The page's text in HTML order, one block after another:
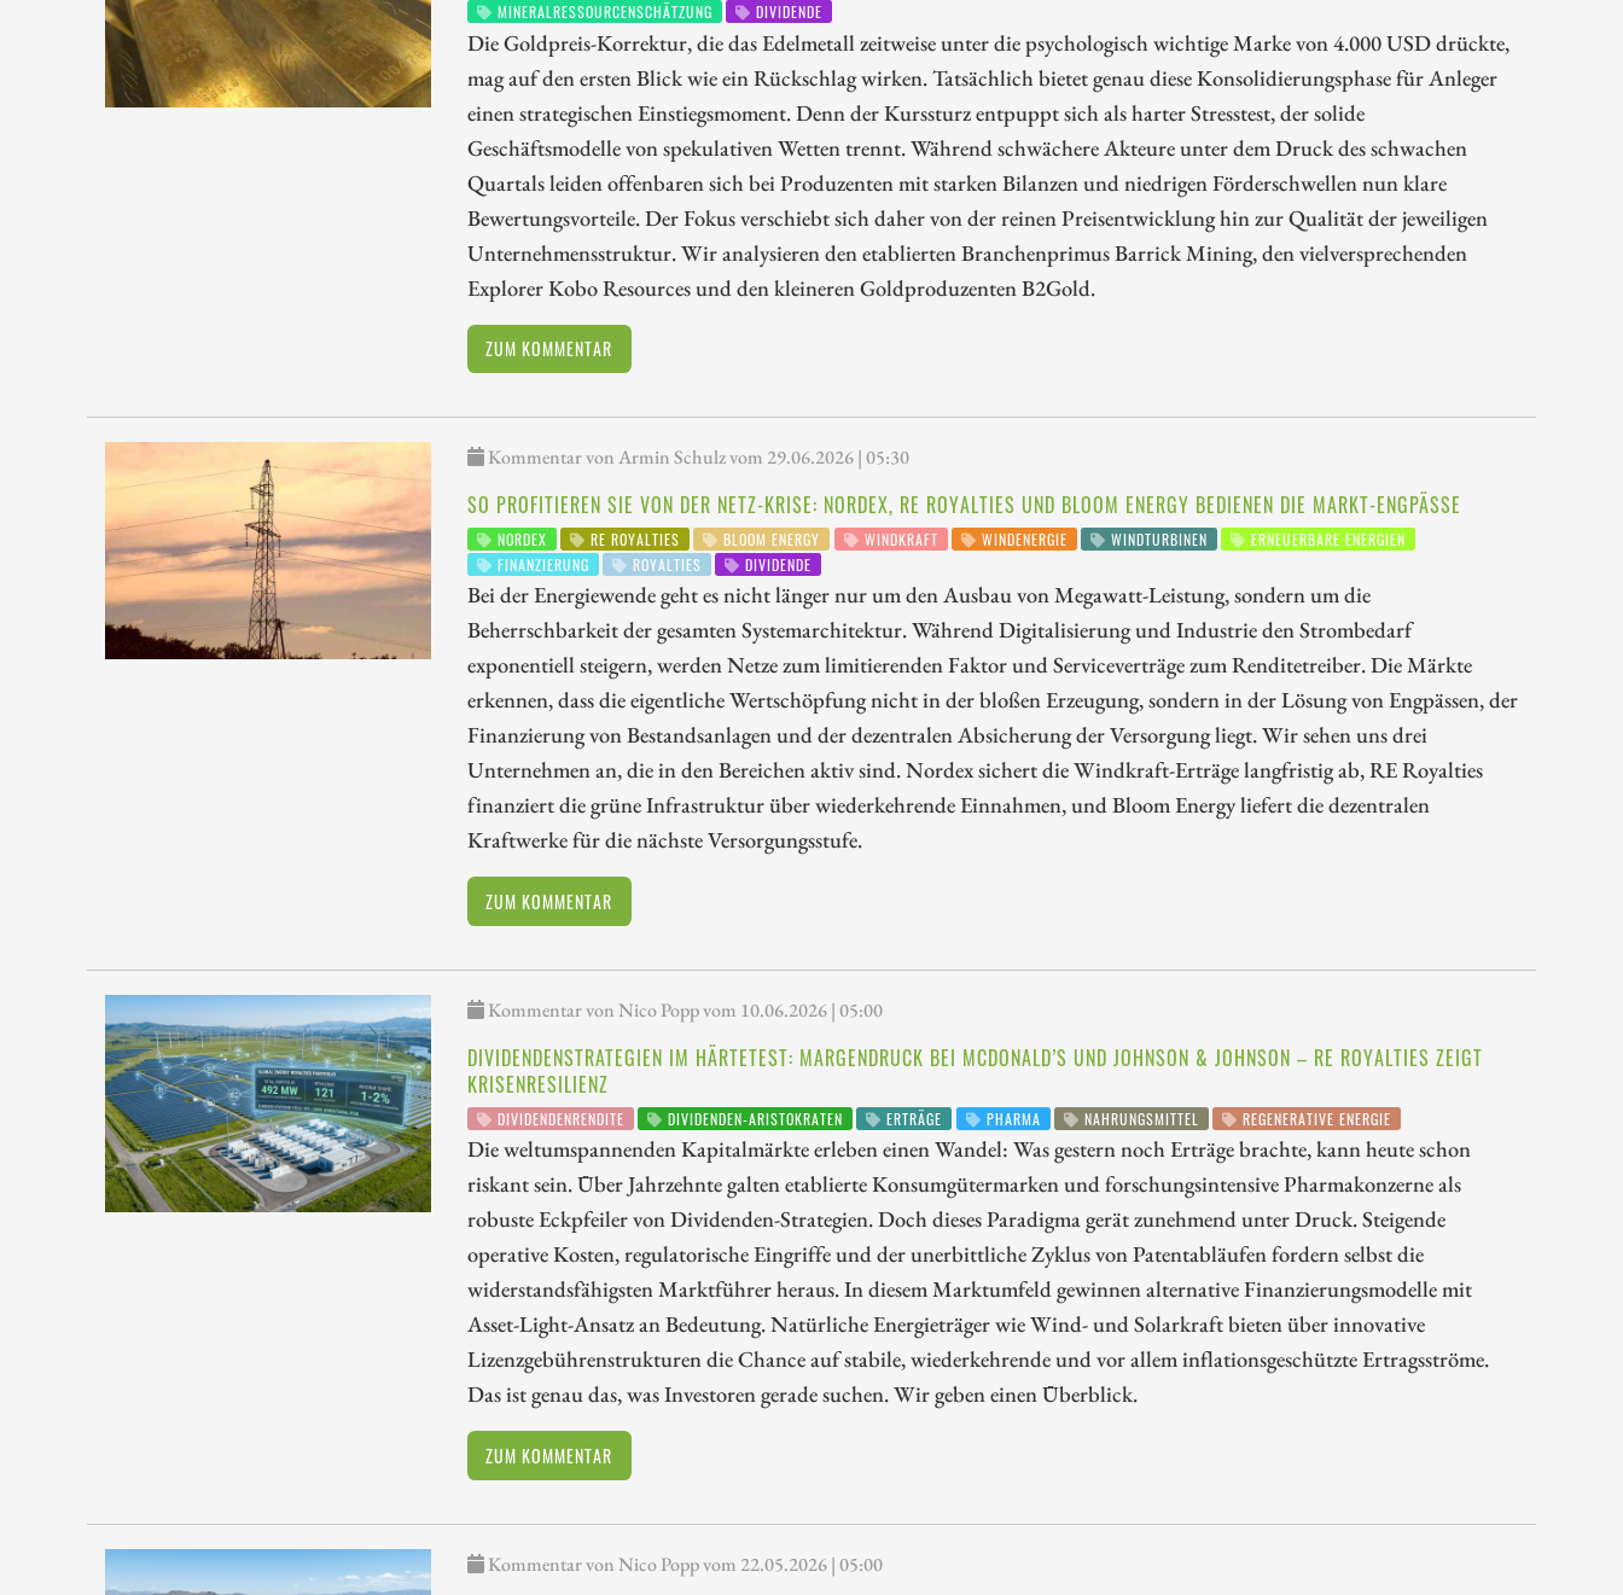
MINERALRESSOURCENSCHÄTZUNG
DIVIDENDE
Die Goldpreis-Korrektur, die das Edelmetall zeitweise unter die psychologisch wichtige Marke von 4.000 USD drückte,
mag auf den ersten Blick wie ein Rückschlag wirken. Tatsächlich bietet genau diese Konsolidierungsphase für Anleger
einen strategischen Einstiegsmoment. Denn der Kurssturz entpuppt sich als harter Stresstest, der solide
Geschäftsmodelle von spekulativen Wetten trennt. Während schwächere Akteure unter dem Druck des schwachen
Quartals leiden offenbaren sich bei Produzenten mit starken Bilanzen und niedrigen Förderschwellen nun klare
Bewertungsvorteile. Der Fokus verschiebt sich daher von der reinen Preisentwicklung hin zur Qualität der jeweiligen
Unternehmensstruktur. Wir analysieren den etablierten Branchenprimus Barrick Mining, den vielversprechenden
Explorer Kobo Resources und den kleineren Goldproduzenten B2Gold.
ZUM KOMMENTAR
Kommentar von Armin Schulz vom 29.06.2026 | 05:30
SO PROFITIEREN SIE VON DER NETZ-KRISE: NORDEX, RE ROYALTIES UND BLOOM ENERGY BEDIENEN DIE MARKT-ENGPÄSSE
NORDEX RE ROYALTIES BLOOM ENERGY WINDKRAFT WINDENERGIE WINDTURBINEN
ERNEUERBARE ENERGIEN
FINANZIERUNG
ROYALTIES DIVIDENDE
Bei der Energiewende geht es nicht länger nur um den Ausbau von Megawatt-Leistung, sondern um die
Beherrschbarkeit der gesamten Systemarchitektur. Während Digitalisierung und Industrie den Strombedarf
exponentiell steigern, werden Netze zum limitierenden Faktor und Serviceverträge zum Renditetreiber. Die Märkte
erkennen, dass die eigentliche Wertschöpfung nicht in der bloßen Erzeugung, sondern in der Lösung von Engpässen, der
Finanzierung von Bestandsanlagen und der dezentralen Absicherung der Versorgung liegt. Wir sehen uns drei
Unternehmen an, die in den Bereichen aktiv sind. Nordex sichert die Windkraft-Erträge langfristig ab, RE Royalties
finanziert die grüne Infrastruktur über wiederkehrende Einnahmen, und Bloom Energy liefert die dezentralen
Kraftwerke für die nächste Versorgungsstufe.
ZUM KOMMENTAR
Kommentar von Nico Popp vom 10.06.2026 | 05:00
DIVIDENDENSTRATEGIEN IM HÄRTETEST: MARGENDRUCK BEI MCDONALD’S UND JOHNSON & JOHNSON – RE ROYALTIES ZEIGT
KRISENRESILIENZ
DIVIDENDENRENDITE DIVIDENDEN-ARISTOKRATEN ERTRÄGE PHARMA NAHRUNGSMITTEL REGENERATIVE ENERGIE
Die weltumspannenden Kapitalmärkte erleben einen Wandel: Was gestern noch Erträge brachte, kann heute schon
riskant sein. Über Jahrzehnte galten etablierte Konsumgütermarken und forschungsintensive Pharmakonzerne als
robuste Eckpfeiler von Dividenden-Strategien. Doch dieses Paradigma gerät zunehmend unter Druck. Steigende
operative Kosten, regulatorische Eingriffe und der unerbittliche Zyklus von Patentabläufen fordern selbst die
widerstandsfähigsten Marktführer heraus. In diesem Marktumfeld gewinnen alternative Finanzierungsmodelle mit
Asset-Light-Ansatz an Bedeutung. Natürliche Energieträger wie Wind- und Solarkraft bieten über innovative
Lizenzgebührenstrukturen die Chance auf stabile, wiederkehrende und vor allem inflationsgeschützte Ertragsströme.
Das ist genau das, was Investoren gerade suchen. Wir geben einen Überblick.
ZUM KOMMENTAR
Kommentar von Nico Popp vom 22.05.2026 | 05:00